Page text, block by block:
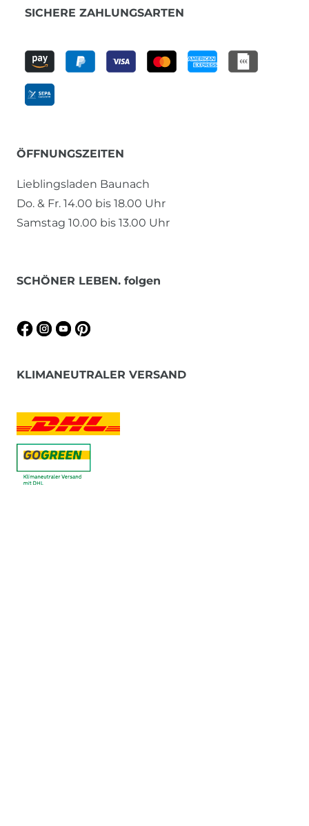
SICHERE ZAHLUNGSARTEN
ÖFFNUNGSZEITEN
Lieblingsladen Baunach
Do. & Fr. 14.00 bis 18.00 Uhr
Samstag 10.00 bis 13.00 Uhr
SCHÖNER LEBEN. folgen
KLIMANEUTRALER VERSAND